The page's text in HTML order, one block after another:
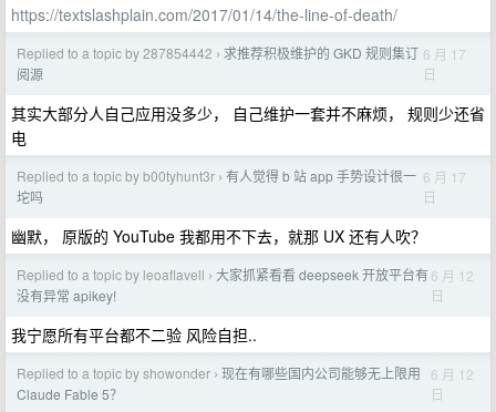
https://textslashplain.com/2017/01/14/the-line-of-death/
Replied to a topic by 287854442 › 求推荐积极维护的 GKD 规则集订
阅源
6 月 17
日
其实大部分人自己应用没多少， 自己维护一套并不麻烦， 规则少还省
电
Replied to a topic by b00tyhunt3r › 有人觉得 b 站 app 手势设计很一
坨吗
6 月 17
日
幽默， 原版的 YouTube 我都用不下去，就那 UX 还有人吹？
Replied to a topic by leoaflavell › 大家抓紧看看 deepseek 开放平台有
没有异常 apikey!
6 月 12
日
我宁愿所有平台都不二验 风险自担..
Replied to a topic by showonder › 现在有哪些国内公司能够无上限用
Claude Fable 5？
6 月 12
日